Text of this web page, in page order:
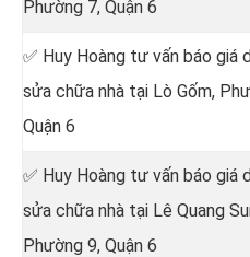
Phường 7, Quận 6
✅ Huy Hoàng tư vấn báo giá
sửa chữa nhà tại Lò Gốm,
Quận 6
✅ Huy Hoàng tư vấn báo giá
sửa chữa nhà tại Lê Quang
Phường 9, Quận 6